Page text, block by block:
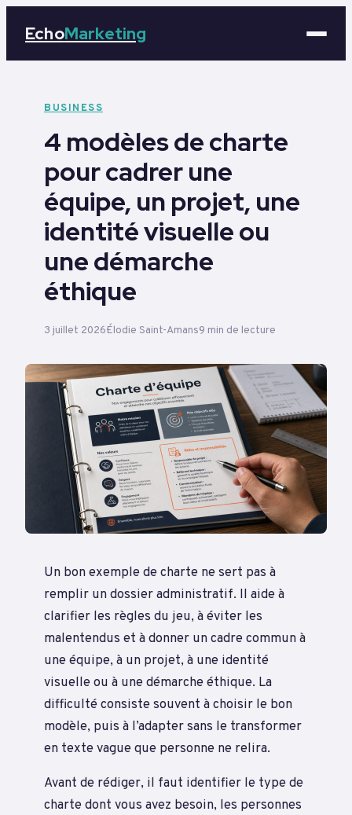
EchoMarketing
Business
Tech
Éducation
Emploi
BUSINESS
4 modèles de charte
pour cadrer une
équipe, un projet, une
identité visuelle ou
une démarche
éthique
3 juillet 2026Élodie Saint-Amans9 min de lecture
Un bon exemple de charte ne sert pas à
remplir un dossier administratif. Il aide à
clarifier les règles du jeu, à éviter les
malentendus et à donner un cadre commun à
une équipe, à un projet, à une identité
visuelle ou à une démarche éthique. La
difficulté consiste souvent à choisir le bon
modèle, puis à l’adapter sans le transformer
en texte vague que personne ne relira.
Avant de rédiger, il faut identifier le type de
charte dont vous avez besoin, les personnes